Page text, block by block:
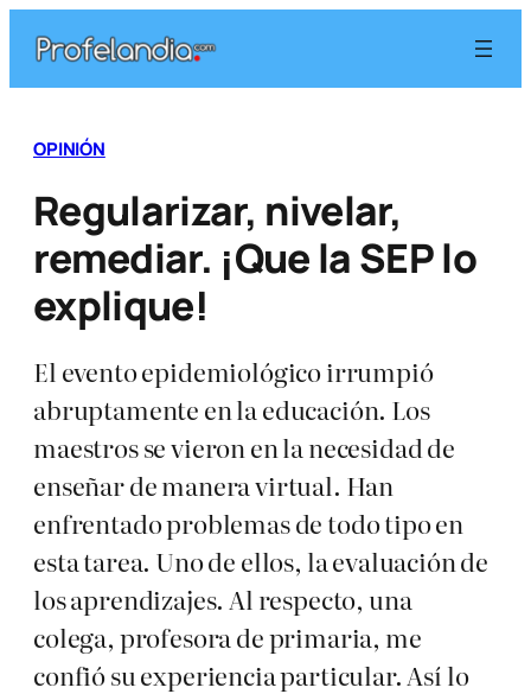
contenido
OPINIÓN
Regularizar, nivelar,
remediar. ¡Que la SEP lo
explique!
El evento epidemiológico irrumpió
abruptamente en la educación. Los
maestros se vieron en la necesidad de
enseñar de manera virtual. Han
enfrentado problemas de todo tipo en
esta tarea. Uno de ellos, la evaluación de
los aprendizajes. Al respecto, una
colega, profesora de primaria, me
confió su experiencia particular. Así lo